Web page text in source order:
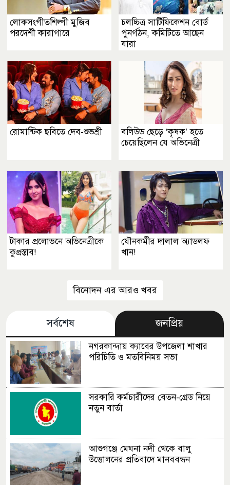
লোকসংগীতশিল্পী মুজিব
পরদেশী কারাগারে
চলচ্চিত্র সার্টিফিকেশন বোর্ড
পুনর্গঠন, কমিটিতে আছেন
যারা
রোমান্টিক ছবিতে দেব-শুভশ্রী
বলিউড ছেড়ে ‘কৃষক’ হতে
চেয়েছিলেন যে অভিনেত্রী
টাকার প্রলোভনে অভিনেত্রীকে
কুপ্রস্তাব!
যৌনকর্মীর দালাল অ্যাডলফ
খান!
বিনোদন এর আরও খবর
সর্বশেষ জনপ্রিয়
নগরকান্দায় ক্যাবের উপজেলা শাখার
পরিচিতি ও মতবিনিময় সভা
সরকারি কর্মচারীদের বেতন-গ্রেড নিয়ে
নতুন বার্তা
আশুগঞ্জে মেঘনা নদী থেকে বালু
উত্তোলনের প্রতিবাদে মানববন্ধন